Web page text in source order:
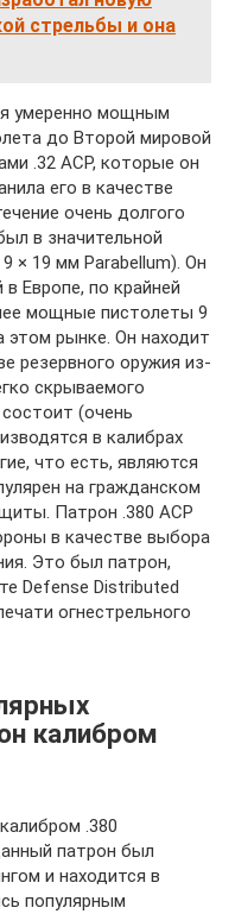
стрельбы и она
умеренно мощным
до Второй мировой
.32 ACP, которые он
его в качестве
очень долгого
в значительной
× 19 мм Parabellum). Он
Европе, по крайней
мощные пистолеты 9
этом рынке. Он находит
резервного оружия из-
скрываемого
(очень
в калибрах
что есть, являются
на гражданском
Патрон .380 ACP
в качестве выбора
Это был патрон,
Defense Distributed
огнестрельного
калибром
.380
патрон был
и находится в
популярным